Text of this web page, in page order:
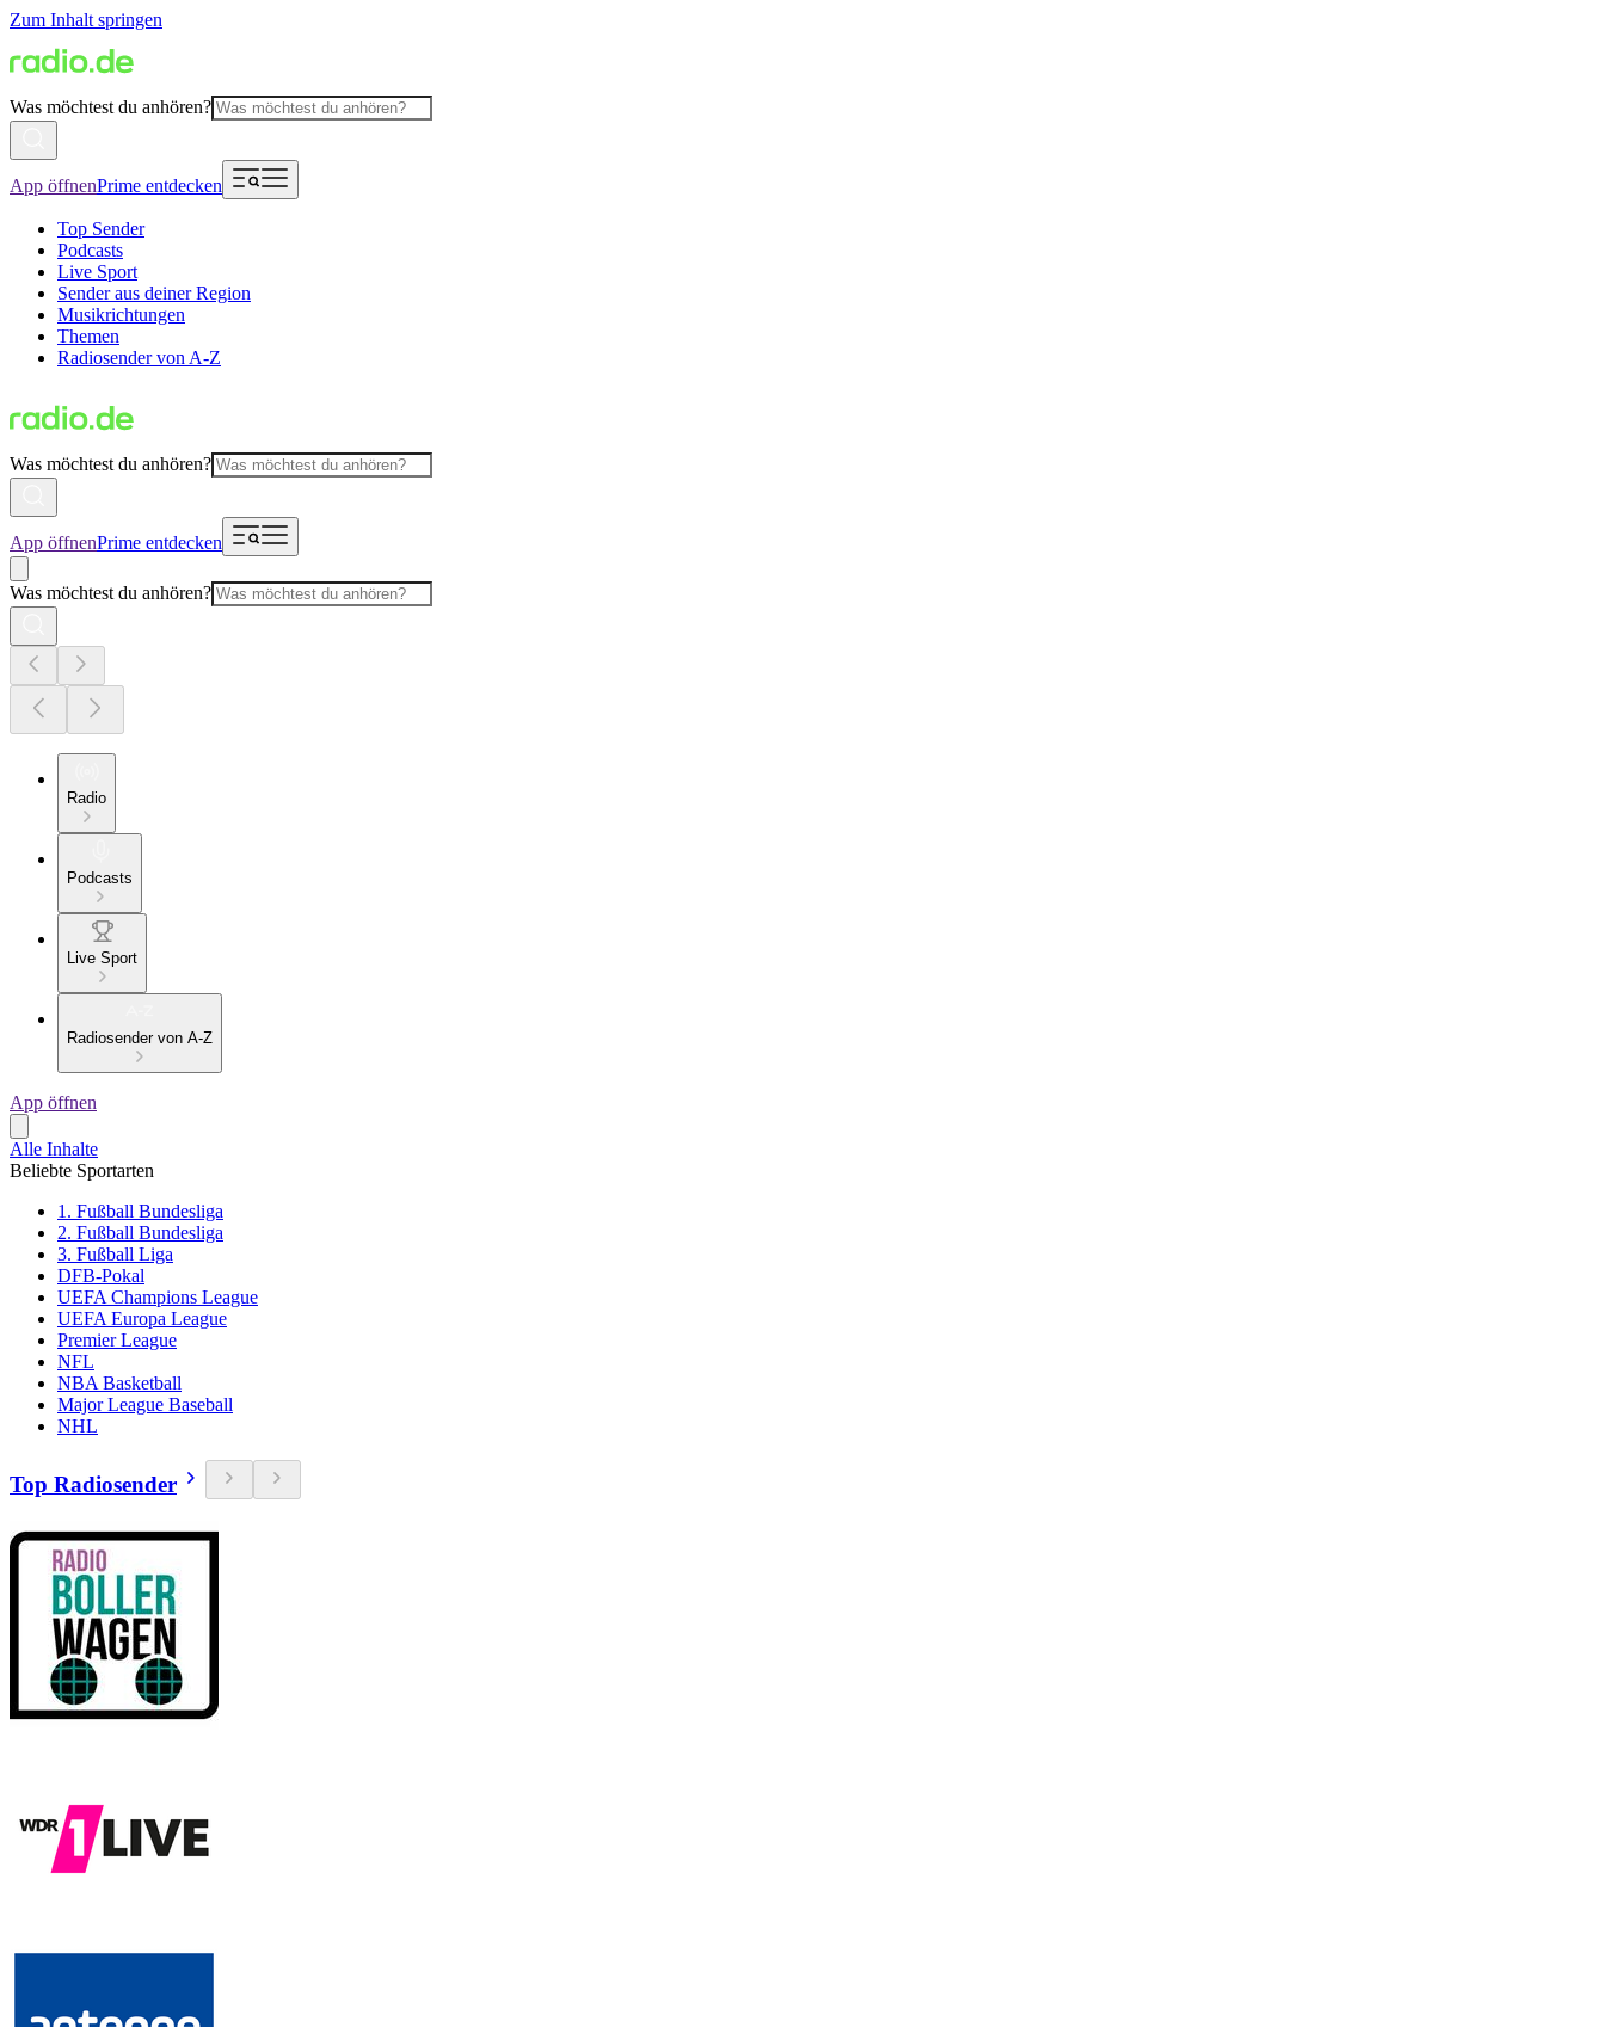
Zum Inhalt springen
Was möchtest du anhören?
App öffnenPrime entdecken
Top Sender
Podcasts
Live Sport
Sender aus deiner Region
Musikrichtungen
Themen
Radiosender von A-Z
Was möchtest du anhören?
App öffnenPrime entdecken
Was möchtest du anhören?
Radio
Podcasts
Live Sport
Radiosender von A-Z
App öffnen
Alle Inhalte
Beliebte Sportarten
1. Fußball Bundesliga
2. Fußball Bundesliga
3. Fußball Liga
DFB-Pokal
UEFA Champions League
UEFA Europa League
Premier League
NFL
NBA Basketball
Major League Baseball
NHL
Top Radiosender